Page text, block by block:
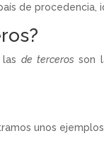
de procedencia,
de tercerosson
unos